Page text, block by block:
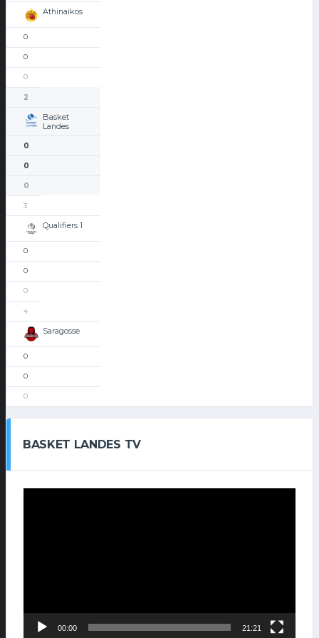
Athinaikos
0
0
0
2
Basket
Landes
0
0
0
3
Qualifiers 1
0
0
0
4
Saragosse
0
0
0
BASKET LANDES TV
00:00 21:21